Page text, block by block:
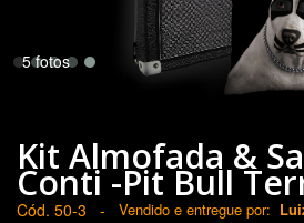
5 fotos
Kit Almofada &
Conti -Pit Bull
Cód. 50-3 - Vendido e entregue por: